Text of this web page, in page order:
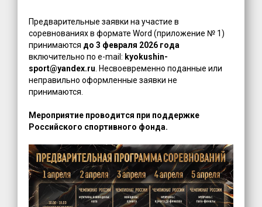
Предварительные заявки на участие в
соревнованиях в формате Word (приложение № 1)
принимаются до 3 февраля 2026 года
включительно по e-mail: kyokushin-
sport@yandex.ru . Несвоевременно поданные или
неправильно оформленные заявки не
принимаются.
Мероприятие проводится при поддержке
Российского спортивного фонда.